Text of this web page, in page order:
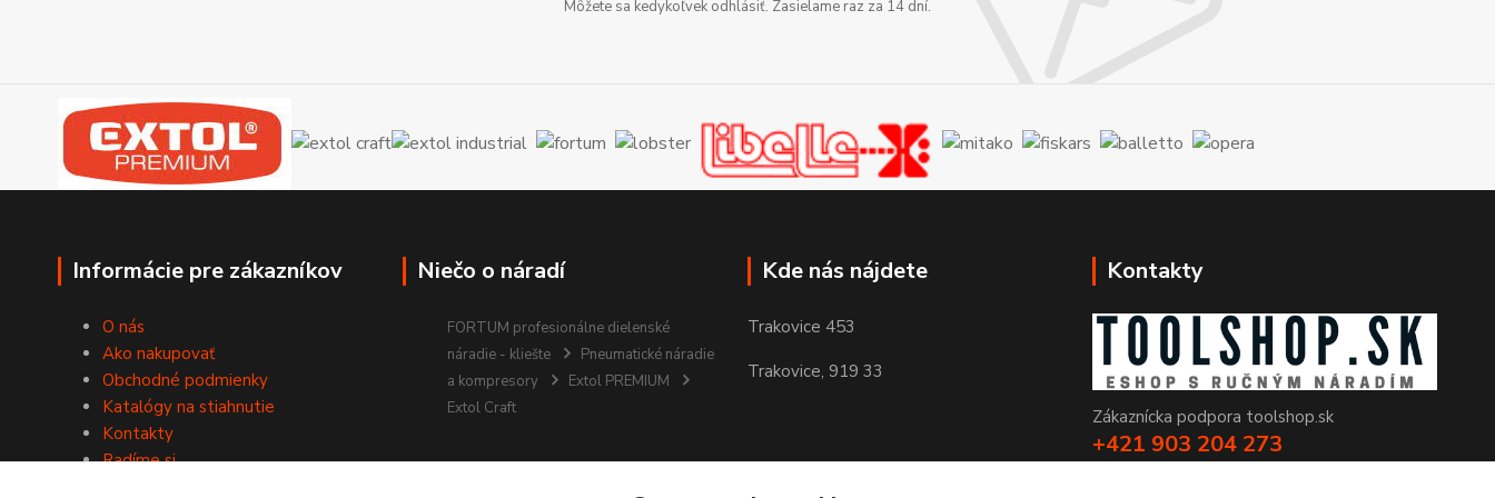
Môžete sa kedykoľvek odhlásiť. Zasielame raz za 14 dní.
Informácie pre zákazníkov
O nás
Ako nakupovať
Obchodné podmienky
Katalógy na stiahnutie
Kontakty
Radíme si
Niečo o náradí
FORTUM profesionálne dielenské
náradie - kliešte
Pneumatické náradie
a kompresory
Extol PREMIUM
Extol Craft
Kde nás nájdete
Trakovice 453
Trakovice, 919 33
Kontakty
Zákaznícka podpora toolshop.sk
+421 903 204 273